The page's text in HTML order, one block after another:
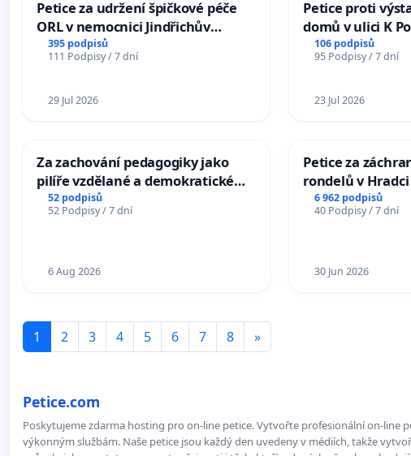
Petice za udržení špičkové péče
ORL v nemocnici Jindřichův
Hradec
395 podpisů
111 Podpisy / 7 dní
29 Jul 2026
Petice proti
domů v ulici K
Pardubicích
106 podpisů
95 Podpisy / 7 dní
23 Jul 2026
Za zachování pedagogiky jako
pilíře vzdělané a demokratické
společnosti
52 podpisů
52 Podpisy / 7 dní
6 Aug 2026
Petice za
rondelů v
6 962 podpisů
40 Podpisy / 7 dní
30 Jun 2026
1 2 3 4 5 6 7 8 »
Petice.com
Poskytujeme zdarma hosting pro on-line petice. Vytvořte profesionální on-line
výkonným službám. Naše petice jsou každý den uvedeny v médiích, takže